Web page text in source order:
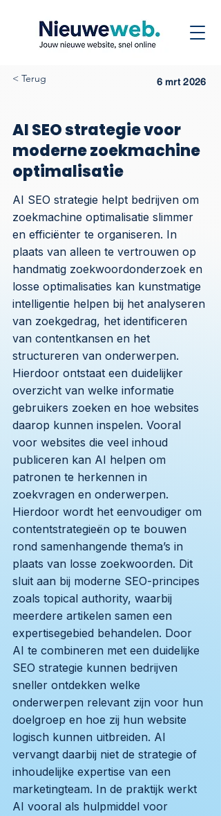
< Terug 6 mrt 2026
AI SEO strategie voor
moderne zoekmachine
optimalisatie
AI SEO strategie helpt bedrijven om
zoekmachine optimalisatie slimmer
en efficiënter te organiseren. In
plaats van alleen te vertrouwen op
handmatig zoekwoordonderzoek en
losse optimalisaties kan kunstmatige
intelligentie helpen bij het analyseren
van zoekgedrag, het identificeren
van contentkansen en het
structureren van onderwerpen.
Hierdoor ontstaat een duidelijker
overzicht van welke informatie
gebruikers zoeken en hoe websites
daarop kunnen inspelen. Vooral
voor websites die veel inhoud
publiceren kan AI helpen om
patronen te herkennen in
zoekvragen en onderwerpen.
Hierdoor wordt het eenvoudiger om
contentstrategieën op te bouwen
rond samenhangende thema’s in
plaats van losse zoekwoorden. Dit
sluit aan bij moderne SEO-principes
zoals topical authority, waarbij
meerdere artikelen samen een
expertisegebied behandelen. Door
AI te combineren met een duidelijke
SEO strategie kunnen bedrijven
sneller ontdekken welke
onderwerpen relevant zijn voor hun
doelgroep en hoe zij hun website
logisch kunnen uitbreiden. AI
vervangt daarbij niet de strategie of
inhoudelijke expertise van een
marketingteam. In de praktijk werkt
AI vooral als hulpmiddel voor